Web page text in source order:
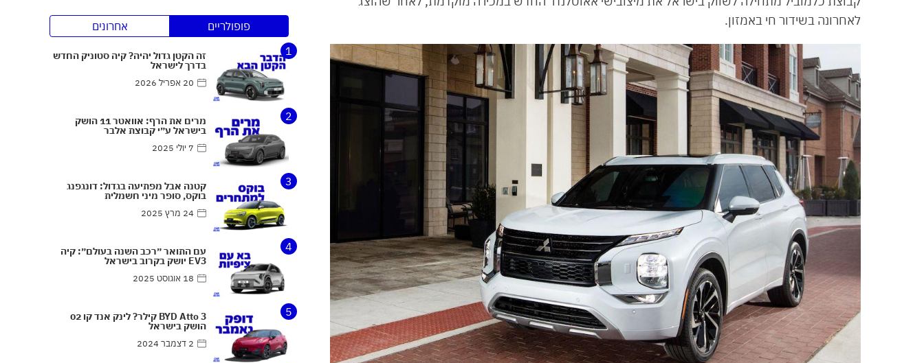
לאחרונה בשידור חי באמזון.
פופולריים
אחרונים
1
זה הקטן גדול יהיה? קיה סטוניק החדש
בדרך לישראל
20 אפריל 2026
2 מרים את הרף: אוואטר 11 הושק
בישראל ע״י קבוצת אלבר
7 יולי 2025
3 קטנה אבל מפתיעה בגדול: דונגפנג
בוקס, סופר מיני חשמלית
24 מרץ 2025
4 עם התואר ״רכב השנה בעולם״: קיה
EV3 יושק בקרוב בישראל
18 אוגוסט 2025
5 BYD Atto 3 קילר? לינק אנד קו 02
הושק בישראל
2 דצמבר 2024